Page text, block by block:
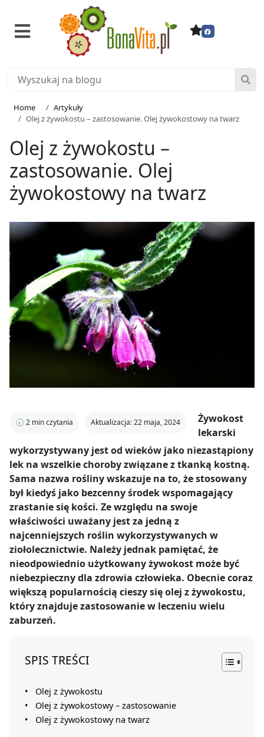
Home
Artykuły
Olej z żywokostu – zastosowanie. Olej żywokostowy na twarz
Olej z żywokostu –
zastosowanie. Olej
żywokostowy na twarz
🕣 2 min czytania Aktualizacja: 22 maja, 2024
Żywokost
lekarski
wykorzystywany jest od wieków jako niezastąpiony
lek na wszelkie choroby związane z tkanką kostną.
Sama nazwa rośliny wskazuje na to, że stosowany
był kiedyś jako bezcenny środek wspomagający
zrastanie się kości. Ze względu na swoje
właściwości uważany jest za jedną z
najcenniejszych roślin wykorzystywanych w
ziołolecznictwie. Należy jednak pamiętać, że
nieodpowiednio użytkowany żywokost może być
niebezpieczny dla zdrowia człowieka. Obecnie coraz
większą popularnością cieszy się olej z żywokostu,
który znajduje zastosowanie w leczeniu wielu
zaburzeń.
SPIS TREŚCI
Olej z żywokostu
Olej z żywokostowy – zastosowanie
Olej z żywokostowy na twarz